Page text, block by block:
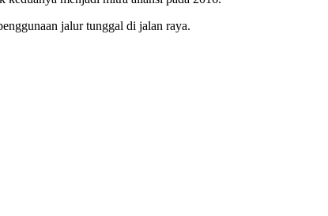
jalur tunggal di jalan raya.